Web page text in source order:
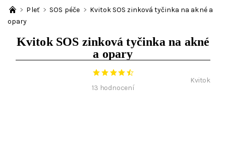
Pleť SOS péče
Kvitok SOS zinková tyčinka na akné a
opary
Kvitok SOS zinková tyčinka na akné
a opary
13 hodnocení
Kvitok